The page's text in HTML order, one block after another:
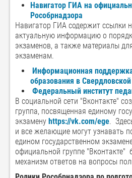
Навигатор ГИА на
Рособрнадзора
Навигатор ГИА содержит ссылки
актуальную информацию о
экзаменов, а также материалы
экзаменам.
Информационная
образования в
Федеральный институт
В социальной сети "Вконтакте"
группа, посвященная единому
экзамену https://vk.com/ege.
и все желающие могут узнавать
едином государственном
официальной группе "Вконтакте"
механизм ответов на вопросы